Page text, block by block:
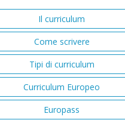
Il curriculum
Come scrivere
Tipi di curriculum
Curriculum Europeo
Europass